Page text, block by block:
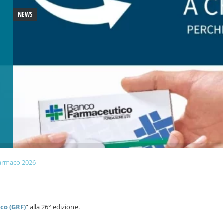
SMI Gli Acrobati – Lallio
Housing Sociale
NEWS
2026
(GRF)” alla 26° edizione.